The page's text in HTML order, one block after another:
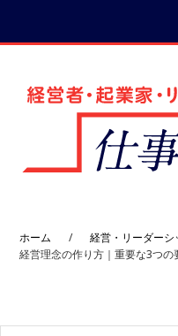
ン
ラ
ホーム / 経営・リーダーシ
経営理念の作り方｜重要な3つ